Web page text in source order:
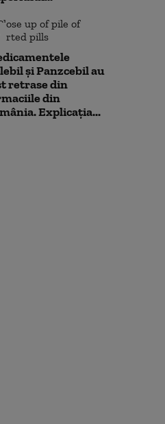
7 alături de
și Panzcebil au
retrase din
din
Explicația...